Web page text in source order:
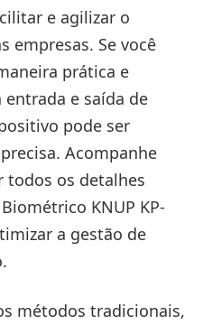
e agilizar o
empresas. Se você
prática e
e saída de
pode ser
Acompanhe
todos os detalhes
KNUP KP-
a gestão de
métodos tradicionais,